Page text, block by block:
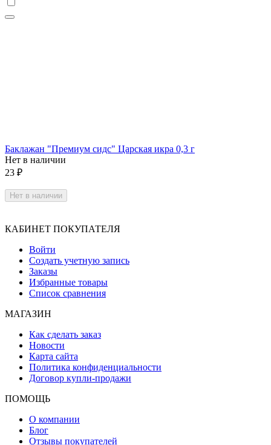
Баклажан "Премиум сидс" Царская икра 0,3 г
Нет в наличии
23 ₽
Нет в наличии
КАБИНЕТ ПОКУПАТЕЛЯ
Войти
Создать учетную запись
Заказы
Избранные товары
Список сравнения
МАГАЗИН
Как сделать заказ
Новости
Карта сайта
Политика конфиденциальности
Договор купли-продажи
ПОМОЩЬ
О компании
Блог
Отзывы покупателей